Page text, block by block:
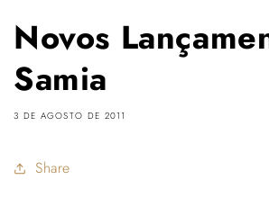
Novos
Samia
3 DE AGOSTO DE 2011
Share